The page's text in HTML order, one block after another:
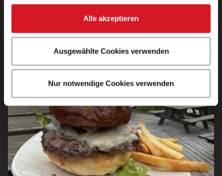
Alle akzeptieren
Ausgewählte Cookies verwenden
Nur notwendige Cookies verwenden